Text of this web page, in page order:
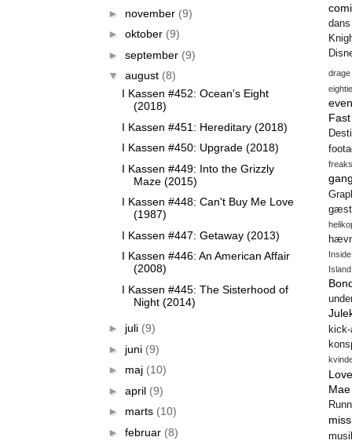
► november (9)
► oktober (9)
► september (9)
▼ august (8)
I Kassen #452: Ocean's Eight
(2018)
I Kassen #451: Hereditary (2018)
I Kassen #450: Upgrade (2018)
I Kassen #449: Into the Grizzly
Maze (2015)
I Kassen #448: Can't Buy Me Love
(1987)
I Kassen #447: Getaway (2013)
I Kassen #446: An American Affair
(2008)
I Kassen #445: The Sisterhood of
Night (2014)
► juli (9)
► juni (9)
► maj (10)
► april (9)
► marts (10)
► februar (8)
dans
drage
freaks
Island